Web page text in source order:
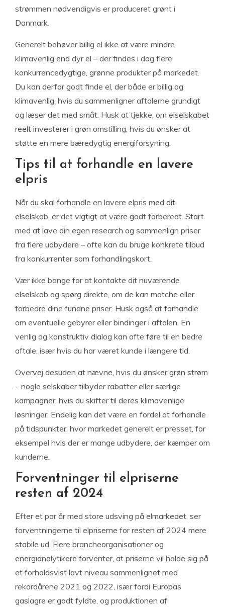
strømmen nødvendigvis er produceret grønt i
Danmark.
Generelt behøver billig el ikke at være mindre
klimavenlig end dyr el – der findes i dag flere
konkurrencedygtige, grønne produkter på markedet.
Du kan derfor godt finde el, der både er billig og
klimavenlig, hvis du sammenligner aftalerne grundigt
og læser det med småt. Husk at tjekke, om elselskabet
reelt investerer i grøn omstilling, hvis du ønsker at
støtte en mere bæredygtig energiforsyning.
Tips til at forhandle en lavere
elpris
Når du skal forhandle en lavere elpris med dit
elselskab, er det vigtigt at være godt forberedt. Start
med at lave din egen research og sammenlign priser
fra flere udbydere – ofte kan du bruge konkrete tilbud
fra konkurrenter som forhandlingskort.
Vær ikke bange for at kontakte dit nuværende
elselskab og spørg direkte, om de kan matche eller
forbedre dine fundne priser. Husk også at forhandle
om eventuelle gebyrer eller bindinger i aftalen. En
venlig og konstruktiv dialog kan ofte føre til en bedre
aftale, især hvis du har været kunde i længere tid.
Overvej desuden at nævne, hvis du ønsker grøn strøm
– nogle selskaber tilbyder rabatter eller særlige
kampagner, hvis du skifter til deres klimavenlige
løsninger. Endelig kan det være en fordel at forhandle
på tidspunkter, hvor markedet generelt er presset, for
eksempel hvis der er mange udbydere, der kæmper om
kunderne.
Forventninger til elpriserne
resten af 2024
Efter et par år med store udsving på elmarkedet, ser
forventningerne til elpriserne for resten af 2024 mere
stabile ud. Flere brancheorganisationer og
energianalytikere forventer, at priserne vil holde sig på
et forholdsvist lavt niveau sammenlignet med
rekordårene 2021 og 2022, især fordi Europas
gaslagre er godt fyldte, og produktionen af